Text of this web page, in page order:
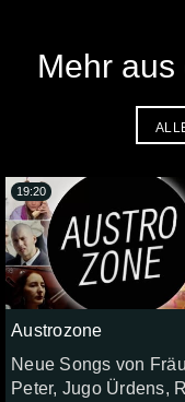
Mehr
Austrozone
Neue Songs von
Peter, Jugo Ürdens,
19:20